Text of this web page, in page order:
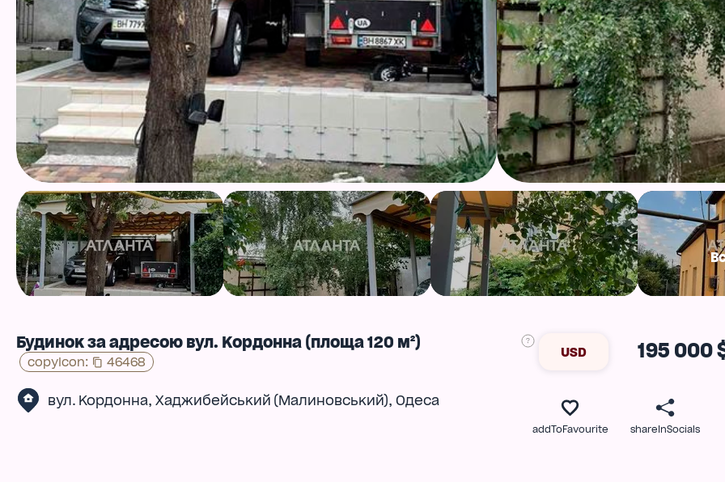
Будинок за адресою вул. Кордонна (площа 120 м²)
copyIcon: 46468
вул. Кордонна, Хаджибейський (Малиновський), Одеса
USD 195 000
addToFavourite shareInSocials